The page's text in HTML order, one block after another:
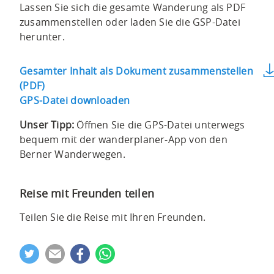
hinauf
auf
die
auf
1470
Meter
Meer.
Auf
der
befindet
eine
Der
Weg
Lassen Sie sich die gesamte Wanderung als PDF
zusammenstellen oder laden Sie die GSP-Datei
herunter.
Gesamter Inhalt als Dokument zusammenstellen
(PDF)
GPS-Datei downloaden
Unser Tipp: Öffnen Sie die GPS-Datei unterwegs
bequem mit der wanderplaner-App von den
Berner Wanderwegen.
Reise mit Freunden teilen
Teilen Sie die Reise mit Ihren Freunden.